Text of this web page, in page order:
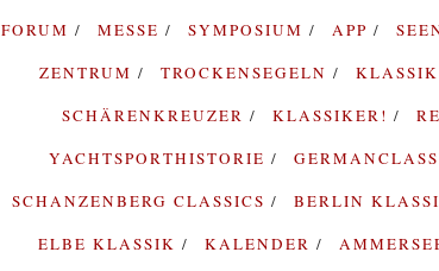
FORUM
MESSE SYMPOSIUM APP
ZENTRUM
TROCKENSEGELN
SCHÄRENKREUZER
KLASSIKER!
YACHTSPORTHISTORIE
SCHANZENBERG CLASSICS
BERLIN
ELBE KLASSIK
KALENDER